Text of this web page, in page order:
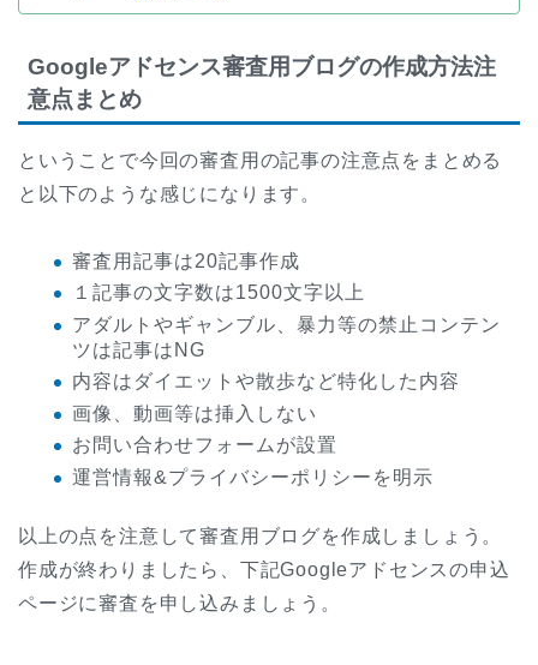
Googleアドセンス審査用ブログの作成方法注
意点まとめ
ということで今回の審査用の記事の注意点をまとめる
と以下のような感じになります。
審査用記事は20記事作成
１記事の文字数は1500文字以上
アダルトやギャンブル、暴力等の禁止コンテン
ツは記事はNG
内容はダイエットや散歩など特化した内容
画像、動画等は挿入しない
お問い合わせフォームが設置
運営情報&プライバシーポリシーを明示
以上の点を注意して審査用ブログを作成しましょう。
作成が終わりましたら、下記Googleアドセンスの申込
ページに審査を申し込みましょう。